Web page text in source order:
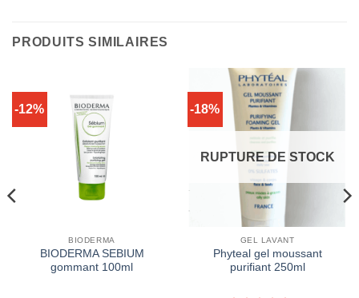
PRODUITS SIMILAIRES
-12%
BIODERMA
BIODERMA SEBIUM
gommant 100ml
-18%
RUPTURE DE STOCK
GEL LAVANT
Phyteal gel moussant
purifiant 250ml